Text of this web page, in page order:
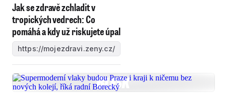
Jak se zdravě zchladit v
tropických vedrech: Co
pomáhá a kdy už riskujete úpal
https://mojezdravi.zeny.cz/